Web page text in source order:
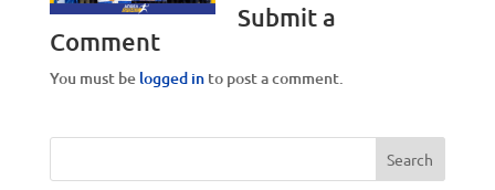
Submit a
Comment
You must be logged into post a comment.